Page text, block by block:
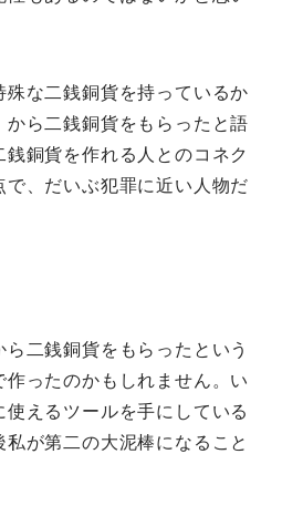
な二銭銅貨を持っているか
ら二銭銅貨をもらったと語
銅貨を作れる人とのコネク
、だいぶ犯罪に近い人物だ
二銭銅貨をもらったという
ったのかもしれません。い
えるツールを手にしている
が第二の大泥棒になること